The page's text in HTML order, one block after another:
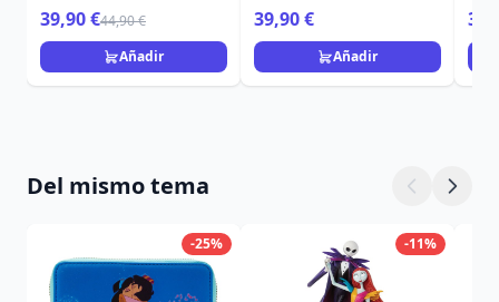
TRADITIONS
39,90 €44,90 €
Añadir
39,90 €
Añadir
Del mismo tema
-25% -11%